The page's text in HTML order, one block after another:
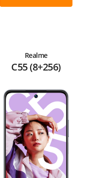
Realme
C55 (8+256)